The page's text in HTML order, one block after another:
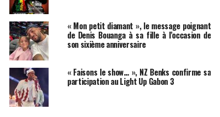
« Mon petit diamant », le message poignant
de Denis Bouanga à sa fille à l’occasion de
son sixième anniversaire
« Faisons le show… », NZ Benks confirme sa
participation au Light Up Gabon 3